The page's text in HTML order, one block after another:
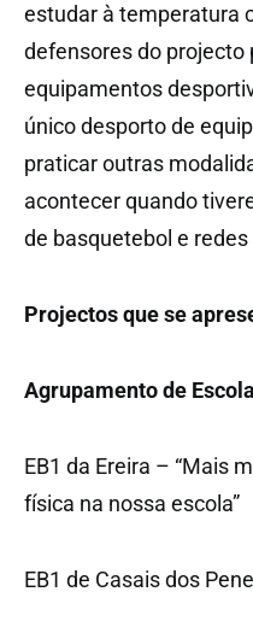
estudar à temperatura
defensores do
equipamentos
único desporto de
praticar outras
acontecer quando
de basquetebol e
Projectos que se
Agrupamento de
EB1 da Ereira – “Mais
física na nossa escola”
EB1 de Casais dos